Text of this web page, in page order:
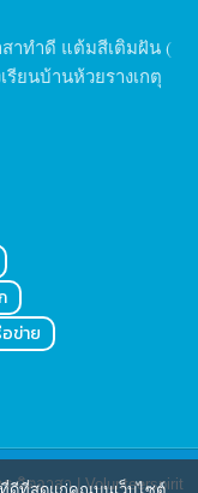
สาทำดี แต้มสีเติมฝัน (
รียนบ้านห้วยรางเกตุ
ข่าย
จิตอาสา | Volunteerspirit